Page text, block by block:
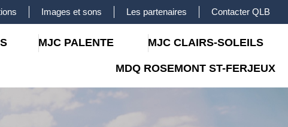
Images et sons Les partenaires Contacter QLB
MJC PALENTE MJC CLAIRS-SOLEILS
MDQ ROSEMONT ST-FERJEUX